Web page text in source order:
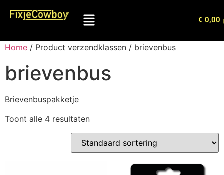
€ 0,00
Home / Product verzendklassen / brievenbus
brievenbus
Brievenbuspakketje
Toont alle 4 resultaten